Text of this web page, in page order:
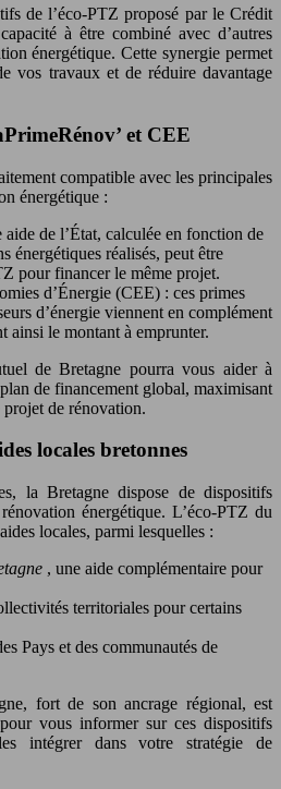
de l’éco-PTZ proposé par le Crédit
à être combiné avec d’autres
énergétique. Cette synergie permet
vos travaux et de réduire davantage
et CEE
compatible avec les principales
énergétique :
aide de l’État, calculée en fonction de
énergétiques réalisés, peut être
pour financer le même projet.
d’Énergie (CEE) : ces primes
d’énergie viennent en complément
ainsi le montant à emprunter.
de Bretagne pourra vous aider à
de financement global, maximisant
de rénovation.
locales bretonnes
la Bretagne dispose de dispositifs
énergétique. L’éco-PTZ du
locales, parmi lesquelles :
, une aide complémentaire pour
territoriales pour certains
Pays et des communautés de
fort de son ancrage régional, est
vous informer sur ces dispositifs
intégrer dans votre stratégie de